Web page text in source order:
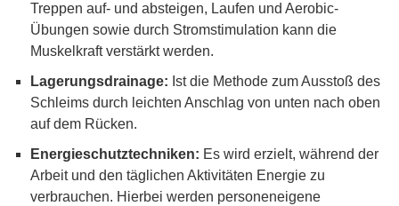
Treppen auf- und absteigen, Laufen und Aerobic-
Übungen sowie durch Stromstimulation kann die
Muskelkraft verstärkt werden.
Lagerungsdrainage: Ist die Methode zum Ausstoß des
Schleims durch leichten Anschlag von unten nach oben
auf dem Rücken.
Energieschutztechniken: Es wird erzielt, während der
Arbeit und den täglichen Aktivitäten Energie zu
verbrauchen. Hierbei werden personeneigene